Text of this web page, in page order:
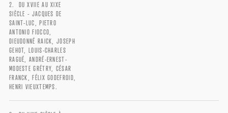
LOGIN
Username or email address
DU XVIIE AU XIXE
SIÈCLE - JACQUES DE
SAINT-LUC, PIETRO
ANTONIO FIOCCO,
DIEUDONNÉ RAICK, JOSEPH
GEHOT, LOUIS-CHARLES
RAGUÉ, ANDRÉ-ERNEST-
MODESTE GRÉTRY, CÉSAR
FRANCK, FÉLIX GODEFROID,
HENRI VIEUXTEMPS.